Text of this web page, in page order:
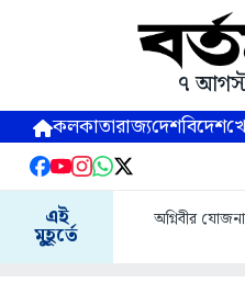
৭
কলকাতারাজ্যদেশবিদেশ
এই
মুহূর্তে
অগ্নিবীর